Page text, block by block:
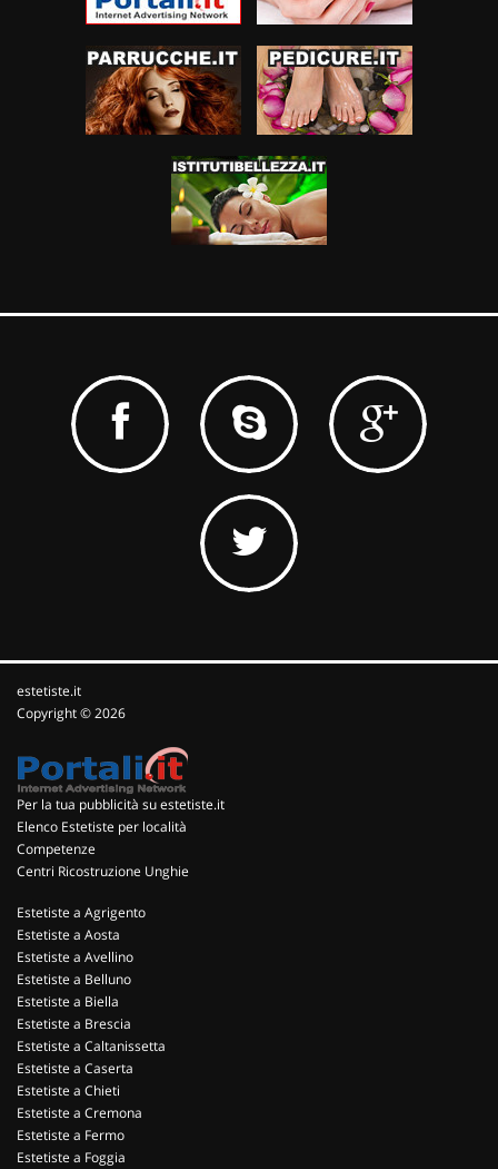
estetiste.it
Copyright © 2026
Per la tua pubblicità su estetiste.it
Elenco Estetiste per località
Competenze
Centri Ricostruzione Unghie
Estetiste a Agrigento
Estetiste a Aosta
Estetiste a Avellino
Estetiste a Belluno
Estetiste a Biella
Estetiste a Brescia
Estetiste a Caltanissetta
Estetiste a Caserta
Estetiste a Chieti
Estetiste a Cremona
Estetiste a Fermo
Estetiste a Foggia